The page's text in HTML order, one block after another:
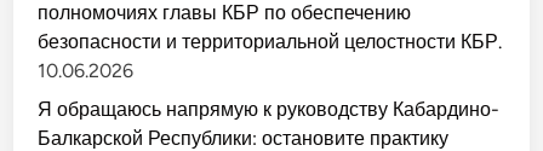
полномочиях главы КБР по обеспечению
безопасности и территориальной целостности КБР.
10.06.2026
Я обращаюсь напрямую к руководству Кабардино-
Балкарской Республики: остановите практику